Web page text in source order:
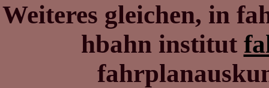
Weiteres gleichen, in
hbahn institut